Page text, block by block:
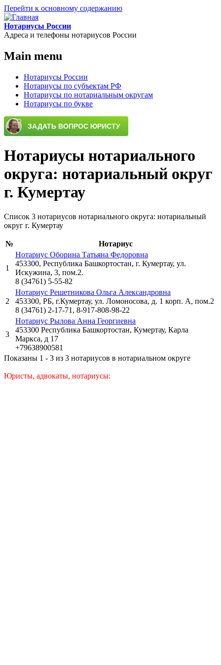
Перейти к основному содержанию
Нотариусы России
Адреса и телефоны нотариусов России
Main menu
Нотариусы России
Нотариусы по субъектам РФ
Нотариусы по нотариальным округам
Нотариусы по букве
Нотариусы нотариального
округа: нотариальный округ
г. Кумертау
Список 3 нотариусов нотариального округа: нотариальный
округ г. Кумертау
№ Нотариус
1
Нотариус Оборина Татьяна Федоровна
453300, Республика Башкортостан, г. Кумертау, ул.
Искужина, 3, пом.2.
8 (34761) 5-55-82
2
Нотариус Решетникова Ольга Александровна
453300, РБ, г.Кумертау, ул. Ломоносова, д. 1 корп. А, пом.2
8 (34761) 2-17-71, 8-917-808-98-22
3
Нотариус Рылова Анна Георгиевна
453300 Республика Башкортостан, Кумертау, Карла
Маркса, д 17
+79638900581
Показаны 1 - 3 из 3 нотариусов в нотариальном округе
Юристы, адвокаты, нотариусы: